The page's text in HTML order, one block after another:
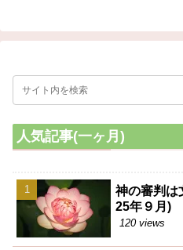
人気記事(一ヶ月)
神の審判は
25年９月)
120 views